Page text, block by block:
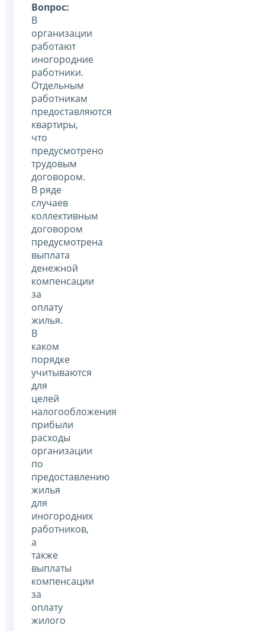
Вопрос:
В
организации
работают
иногородние
работники.
Отдельным
работникам
предоставляются
квартиры,
что
предусмотрено
трудовым
договором.
В ряде
случаев
коллективным
договором
предусмотрена
выплата
денежной
компенсации
за
оплату
жилья.
В
каком
порядке
учитываются
для
целей
налогообложения
прибыли
расходы
организации
по
предоставлению
жилья
для
иногородних
работников,
а
также
выплаты
компенсации
за
оплату
жилого